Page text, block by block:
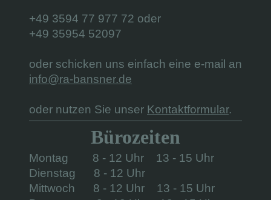
+49 3594 77 977 72 oder
+49 35954 52097
oder schicken uns einfach eine e-mail an
info@ra-bansner.de
oder nutzen Sie unser Kontaktformular.
Bürozeiten
Montag 8 - 12 Uhr 13 - 15 Uhr
Dienstag 8 - 12 Uhr
Mittwoch 8 - 12 Uhr 13 - 15 Uhr